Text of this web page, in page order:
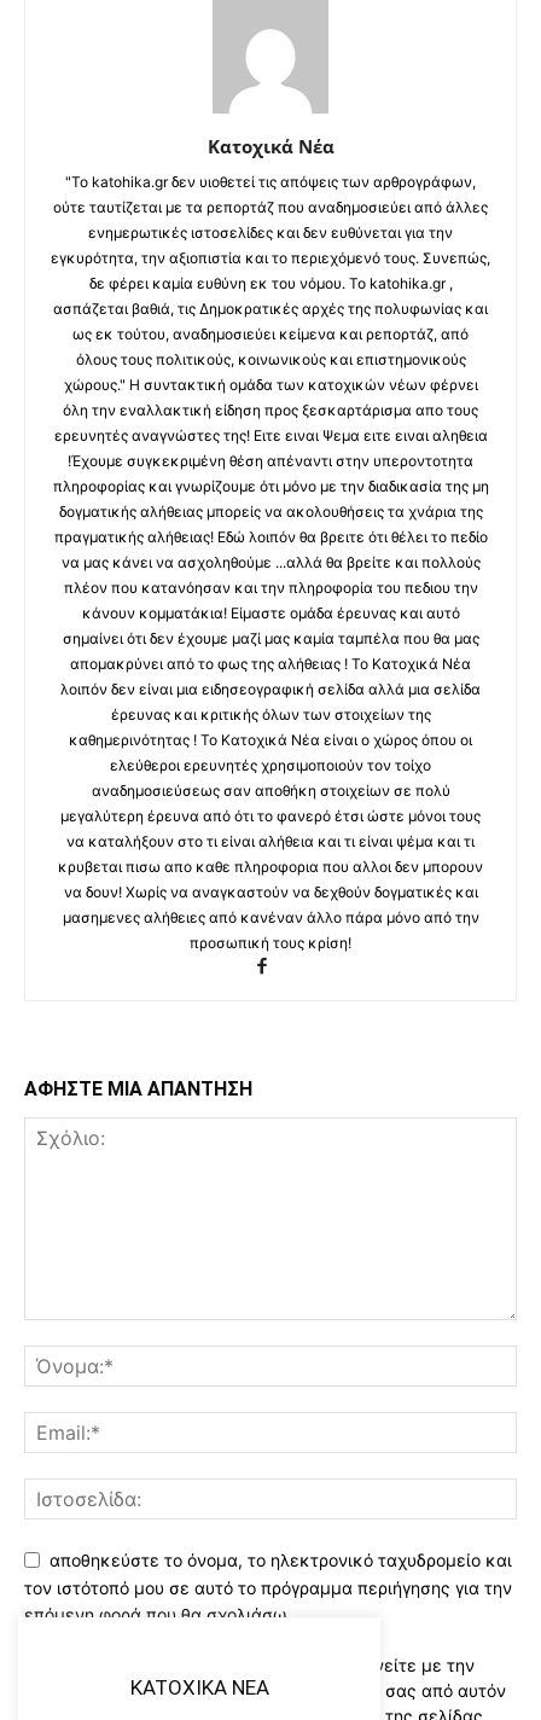
Κατοχικά Νέα
"Το katohika.gr δεν υιοθετεί τις απόψεις των αρθρογράφων,
ούτε ταυτίζεται με τα ρεπορτάζ που αναδημοσιεύει από άλλες
ενημερωτικές ιστοσελίδες και δεν ευθύνεται για την
εγκυρότητα, την αξιοπιστία και το περιεχόμενό τους. Συνεπώς,
δε φέρει καμία ευθύνη εκ του νόμου. Το katohika.gr ,
ασπάζεται βαθιά, τις Δημοκρατικές αρχές της πολυφωνίας και
ως εκ τούτου, αναδημοσιεύει κείμενα και ρεπορτάζ, από
όλους τους πολιτικούς, κοινωνικούς και επιστημονικούς
χώρους." Η συντακτική ομάδα των κατοχικών νέων φέρνει
όλη την εναλλακτική είδηση προς ξεσκαρτάρισμα απο τους
ερευνητές αναγνώστες της! Ειτε ειναι Ψεμα ειτε ειναι αληθεια
!Έχουμε συγκεκριμένη θέση απέναντι στην υπεροντοτητα
πληροφορίας και γνωρίζουμε ότι μόνο με την διαδικασία της μη
δογματικής αλήθειας μπορείς να ακολουθήσεις τα χνάρια της
πραγματικής αλήθειας! Εδώ λοιπόν θα βρειτε ότι θέλει το πεδίο
να μας κάνει να ασχοληθούμε ...αλλά θα βρείτε και πολλούς
πλέον που κατανόησαν και την πληροφορία του πεδιου την
κάνουν κομματάκια! Είμαστε ομάδα έρευνας και αυτό
σημαίνει ότι δεν έχουμε μαζί μας καμία ταμπέλα που θα μας
απομακρύνει από το φως της αλήθειας ! Το Κατοχικά Νέα
λοιπόν δεν είναι μια ειδησεογραφική σελίδα αλλά μια σελίδα
έρευνας και κριτικής όλων των στοιχείων της
καθημερινότητας ! Το Κατοχικά Νέα είναι ο χώρος όπου οι
ελεύθεροι ερευνητές χρησιμοποιούν τον τοίχο
αναδημοσιεύσεως σαν αποθήκη στοιχείων σε πολύ
μεγαλύτερη έρευνα από ότι το φανερό έτσι ώστε μόνοι τους
να καταλήξουν στο τι είναι αλήθεια και τι είναι ψέμα και τι
κρυβεται πισω απο καθε πληροφορια που αλλοι δεν μπορουν
να δουν! Χωρίς να αναγκαστούν να δεχθούν δογματικές και
μασημενες αλήθειες από κανέναν άλλο πάρα μόνο από την
προσωπική τους κρίση!
ΑΦΗΣΤΕ ΜΙΑ ΑΠΑΝΤΗΣΗ
αποθηκεύστε το όνομα, το ηλεκτρονικό ταχυδρομείο και
τον ιστότοπό μου σε αυτό το πρόγραμμα περιήγησης για την
επόμενη φορά που θα σχολιάσω.
Χρησιμοποιώντας αυτό το έντυπο συμφωνείτε με την
αποθήκευση και χειρισμό των δεδομένων σας από αυτόν
KATOXIKA NEA